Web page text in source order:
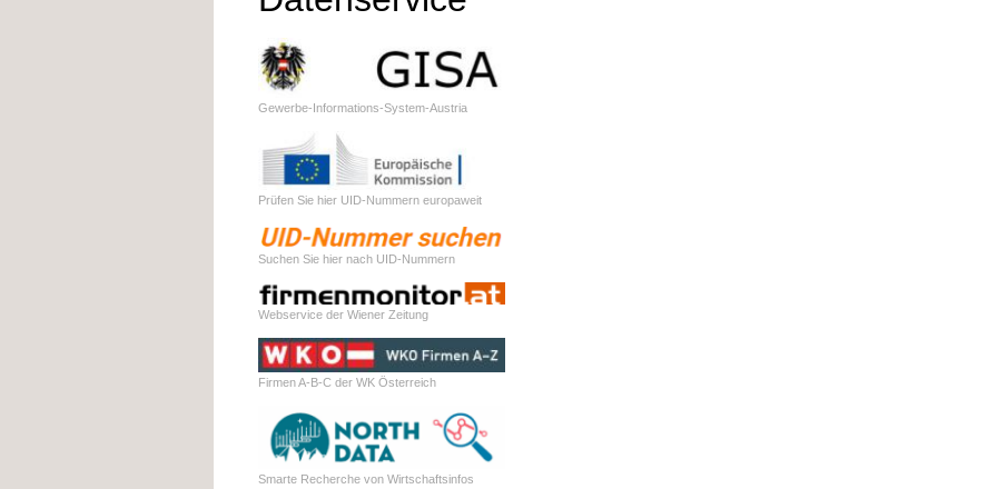
Gewerbe-Informations-System-Austria
Prüfen Sie hier UID-Nummern europaweit
Suchen Sie hier nach UID-Nummern
Webservice der Wiener Zeitung
Firmen A-B-C der WK Österreich
Smarte Recherche von Wirtschaftsinfos